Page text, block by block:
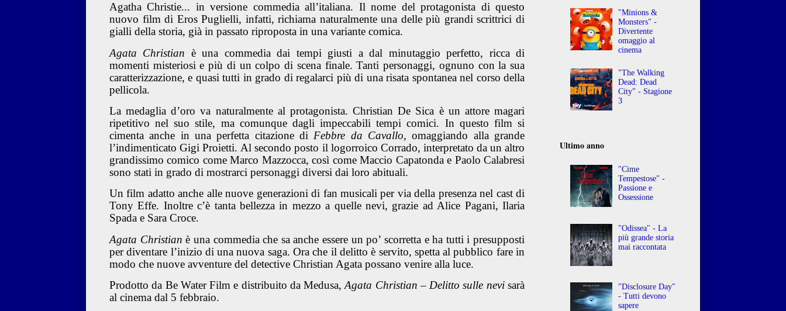
Agatha Christie... in versione commedia all’italiana. Il nome del protagonista di questo
nuovo film di Eros Puglielli, infatti, richiama naturalmente una delle più grandi scrittrici di
gialli della storia, già in passato riproposta in una variante comica.
Agata Christian è una commedia dai tempi giusti a dal minutaggio perfetto, ricca di
momenti misteriosi e più di un colpo di scena finale. Tanti personaggi, ognuno con la sua
caratterizzazione, e quasi tutti in grado di regalarci più di una risata spontanea nel corso della
pellicola.
La medaglia d’oro va naturalmente al protagonista. Christian De Sica è un attore magari
ripetitivo nel suo stile, ma comunque dagli impeccabili tempi comici. In questo film si
cimenta anche in una perfetta citazione di Febbre da Cavallo, omaggiando alla grande
l’indimenticato Gigi Proietti. Al secondo posto il logorroico Corrado, interpretato da un altro
grandissimo comico come Marco Mazzocca, così come Maccio Capatonda e Paolo Calabresi
sono stati in grado di mostrarci personaggi diversi dai loro abituali.
Un film adatto anche alle nuove generazioni di fan musicali per via della presenza nel cast di
Tony Effe. Inoltre c’è tanta bellezza in mezzo a quelle nevi, grazie ad Alice Pagani, Ilaria
Spada e Sara Croce.
Agata Christian è una commedia che sa anche essere un po’ scorretta e ha tutti i presupposti
per diventare l’inizio di una nuova saga. Ora che il delitto è servito, spetta al pubblico fare in
modo che nuove avventure del detective Christian Agata possano venire alla luce.
Prodotto da Be Water Film e distribuito da Medusa,Agata Christian – Delitto sulle nevisarà
al cinema dal 5 febbraio.
"Minions &
Monsters" -
Divertente
omaggio al
cinema
"The Walking
Dead: Dead
City" - Stagione
3
Ultimo anno
"Cime
Tempestose" -
Passione e
Ossessione
"Odissea" - La
più grande storia
mai raccontata
"Disclosure Day"
- Tutti devono
sapere